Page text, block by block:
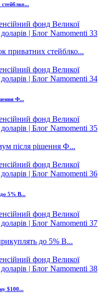
приватних стейблко...
Ф...
після рішення Ф...
5% B...
до 5% B...
$100...